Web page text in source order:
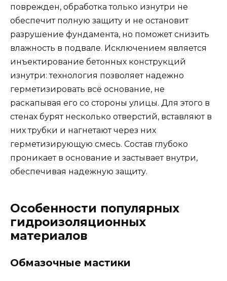
поврежден, обработка только изнутри не
обеспечит полную защиту и не остановит
разрушение фундамента, но поможет снизить
влажность в подвале. Исключением является
инъектирование бетонных конструкций
изнутри: технология позволяет надежно
герметизировать всё основание, не
раскапывая его со стороны улицы. Для этого в
стенах бурят несколько отверстий, вставляют в
них трубки и нагнетают через них
герметизирующую смесь. Состав глубоко
проникает в основание и застывает внутри,
обеспечивая надежную защиту.
Особенности популярных
гидроизоляционных
материалов
Обмазочные мастики